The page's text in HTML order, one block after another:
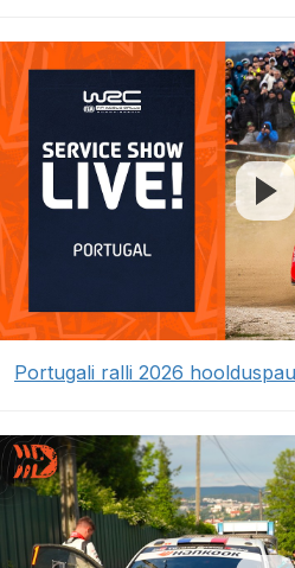
Portugali ralli 2026